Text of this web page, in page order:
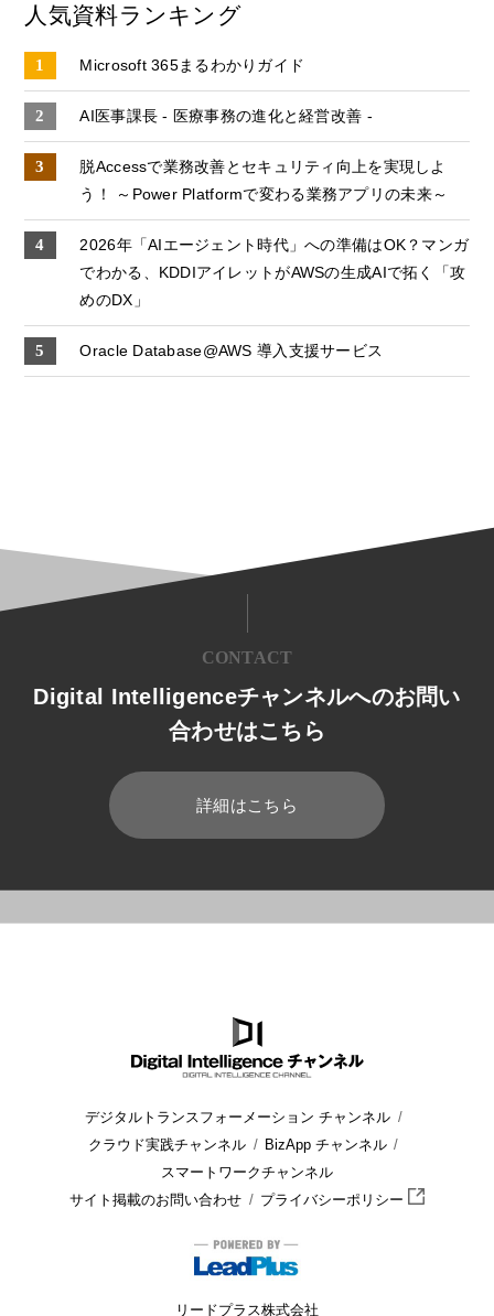
人気資料ランキング
Microsoft 365まるわかりガイド
AI医事課長 - 医療事務の進化と経営改善 -
脱Accessで業務改善とセキュリティ向上を実現しよ
う！ ～Power Platformで変わる業務アプリの未来～
2026年「AIエージェント時代」への準備はOK？マンガ
でわかる、KDDIアイレットがAWSの生成AIで拓く「攻
めのDX」
Oracle Database@AWS 導入支援サービス
CONTACT
Digital Intelligenceチャンネルへのお問い
合わせはこちら
詳細はこちら
デジタルトランスフォーメーション チャンネル
クラウド実践チャンネル
BizApp チャンネル
スマートワークチャンネル
サイト掲載のお問い合わせ
プライバシーポリシー
リードプラス株式会社